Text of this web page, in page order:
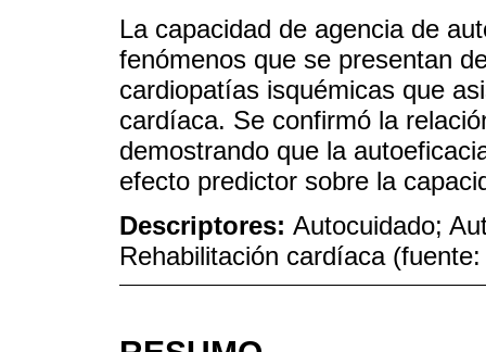
La capacidad de agencia de
fenómenos que se presentan
cardiopatías isquémicas que
cardíaca. Se confirmó la
demostrando que la
efecto predictor sobre la
Descriptores: Autocuidado;
Rehabilitación cardíaca